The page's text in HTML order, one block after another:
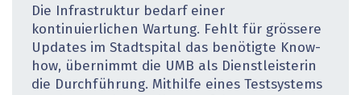
Die Infrastruktur bedarf einer
kontinuierlichen Wartung. Fehlt für grössere
Updates im Stadtspital das benötigte Know-
how, übernimmt die UMB als Dienstleisterin
die Durchführung. Mithilfe eines Testsystems